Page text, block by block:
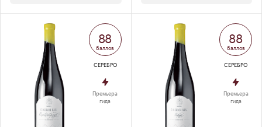
88
баллов
СЕРЕБРО
Премьера
гида
88
баллов
СЕРЕБРО
Премьера
гида